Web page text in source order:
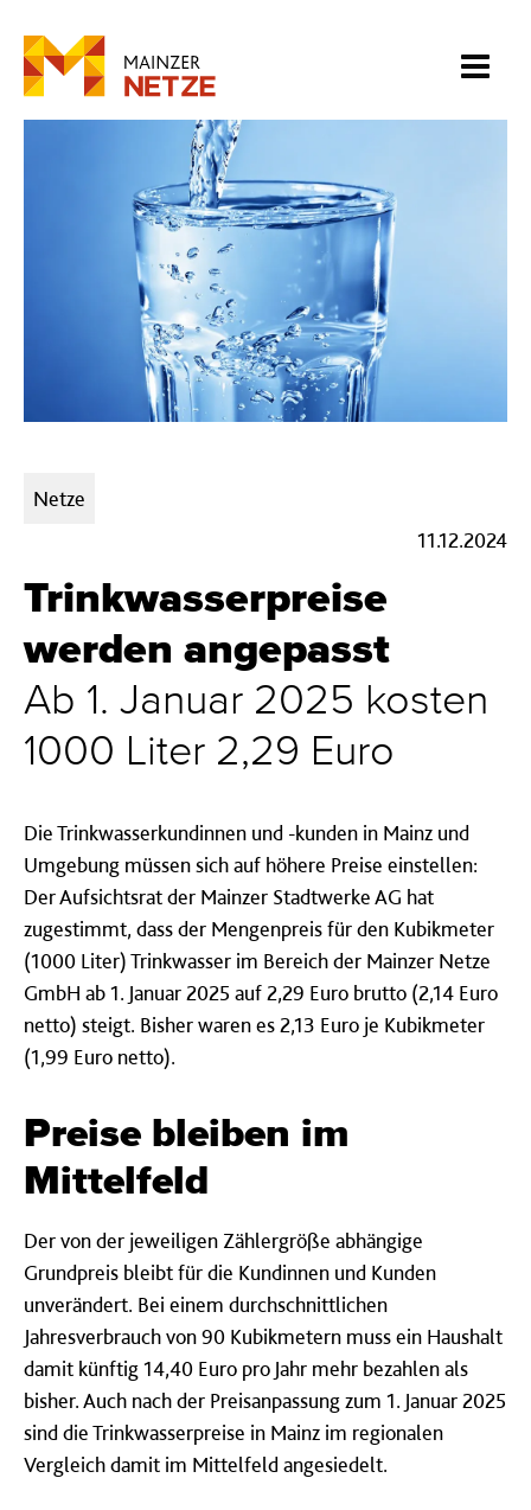
Kategorien:
Netze
11.12.2024
Trinkwasserpreise
werden angepasst
Ab 1. Januar 2025 kosten
1000 Liter 2,29 Euro
Die Trinkwasserkundinnen und -kunden in Mainz und
Umgebung müssen sich auf höhere Preise einstellen:
Der Aufsichtsrat der Mainzer Stadtwerke AG hat
zugestimmt, dass der Mengenpreis für den Kubikmeter
(1000 Liter) Trinkwasser im Bereich der Mainzer Netze
GmbH ab 1. Januar 2025 auf 2,29 Euro brutto (2,14 Euro
netto) steigt. Bisher waren es 2,13 Euro je Kubikmeter
(1,99 Euro netto).
Preise bleiben im
Mittelfeld
Der von der jeweiligen Zählergröße abhängige
Grundpreis bleibt für die Kundinnen und Kunden
unverändert. Bei einem durchschnittlichen
Jahresverbrauch von 90 Kubikmetern muss ein Haushalt
damit künftig 14,40 Euro pro Jahr mehr bezahlen als
bisher. Auch nach der Preisanpassung zum 1. Januar 2025
sind die Trinkwasserpreise in Mainz im regionalen
Vergleich damit im Mittelfeld angesiedelt.